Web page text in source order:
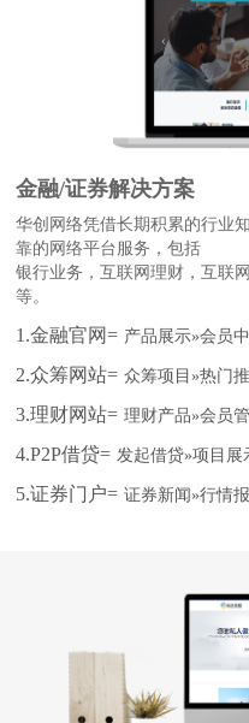
金融/证券解决方案
华创网络凭借长期积累的行业
靠的网络平台服务，包括
银行业务，互联网理财，互联
等。
1.金融官网= 产品展示»会员
2.众筹网站= 众筹项目»热门
3.理财网站= 理财产品»会员
4.P2P借贷= 发起借贷»项目展
5.证券门户= 证券新闻»行情